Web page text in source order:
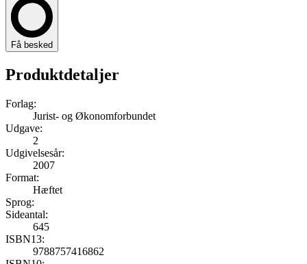
Få besked
Produktdetaljer
Forlag:
Jurist- og Økonomforbundet
Udgave:
2
Udgivelsesår:
2007
Format:
Hæftet
Sprog:
Sideantal:
645
ISBN13:
9788757416862